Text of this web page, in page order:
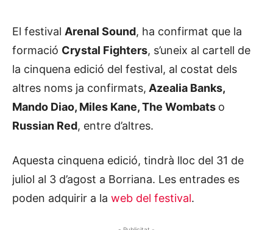
El festival Arenal Sound, ha confirmat que la
formació Crystal Fighters, s’uneix al cartell de
la cinquena edició del festival, al costat dels
altres noms ja confirmats, Azealia Banks,
Mando Diao, Miles Kane, The Wombats o
Russian Red, entre d’altres.
Aquesta cinquena edició, tindrà lloc del 31 de
juliol al 3 d’agost a Borriana. Les entrades es
poden adquirir a la web del festival.